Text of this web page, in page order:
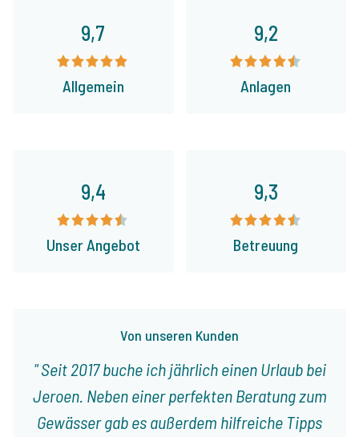
9,7
Allgemein
9,2
Anlagen
Von unseren Kunden
Seit 2017 buche ich jährlich einen Urlaub bei
Jeroen. Neben einer perfekten Beratung zum
Gewässer gab es außerdem hilfreiche Tipps
9,4
Unser Angebot
9,3
Betreuung